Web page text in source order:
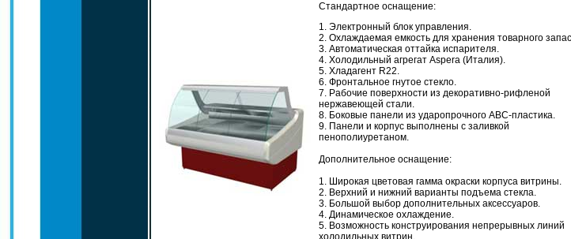
Стандартное оснащение:
1. Электронный блок управления.
2. Охлаждаемая емкость для хранения товарного
3. Автоматическая оттайка испарителя.
4. Холодильный агрегат Aspera (Италия).
5. Хладагент R22.
6. Фронтальное гнутое стекло.
7. Рабочие поверхности из декоративно-рифленой
нержавеющей стали.
8. Боковые панели из ударопрочного АВС-пластика.
9. Панели и корпус выполнены с заливкой
пенополиуретаном.
Дополнительное оснащение:
1. Широкая цветовая гамма окраски корпуса витрины.
2. Верхний и нижний варианты подъема стекла.
3. Большой выбор дополнительных аксессуаров.
4. Динамическое охлаждение.
5. Возможность конструирования непрерывных линий